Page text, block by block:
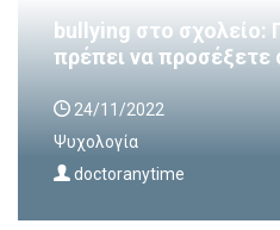
bullying στο σχολείο:
πρέπει να προσέξετε
24/11/2022
Ψυχολογία
doctoranytime